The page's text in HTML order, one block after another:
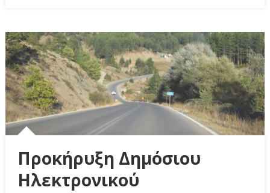
Προκήρυξη Δημόσιου
Ηλεκτρονικού